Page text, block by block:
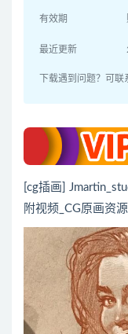
有效期
最近更新
下载遇到问题？可
[cg插画]
附视频_CG原画资